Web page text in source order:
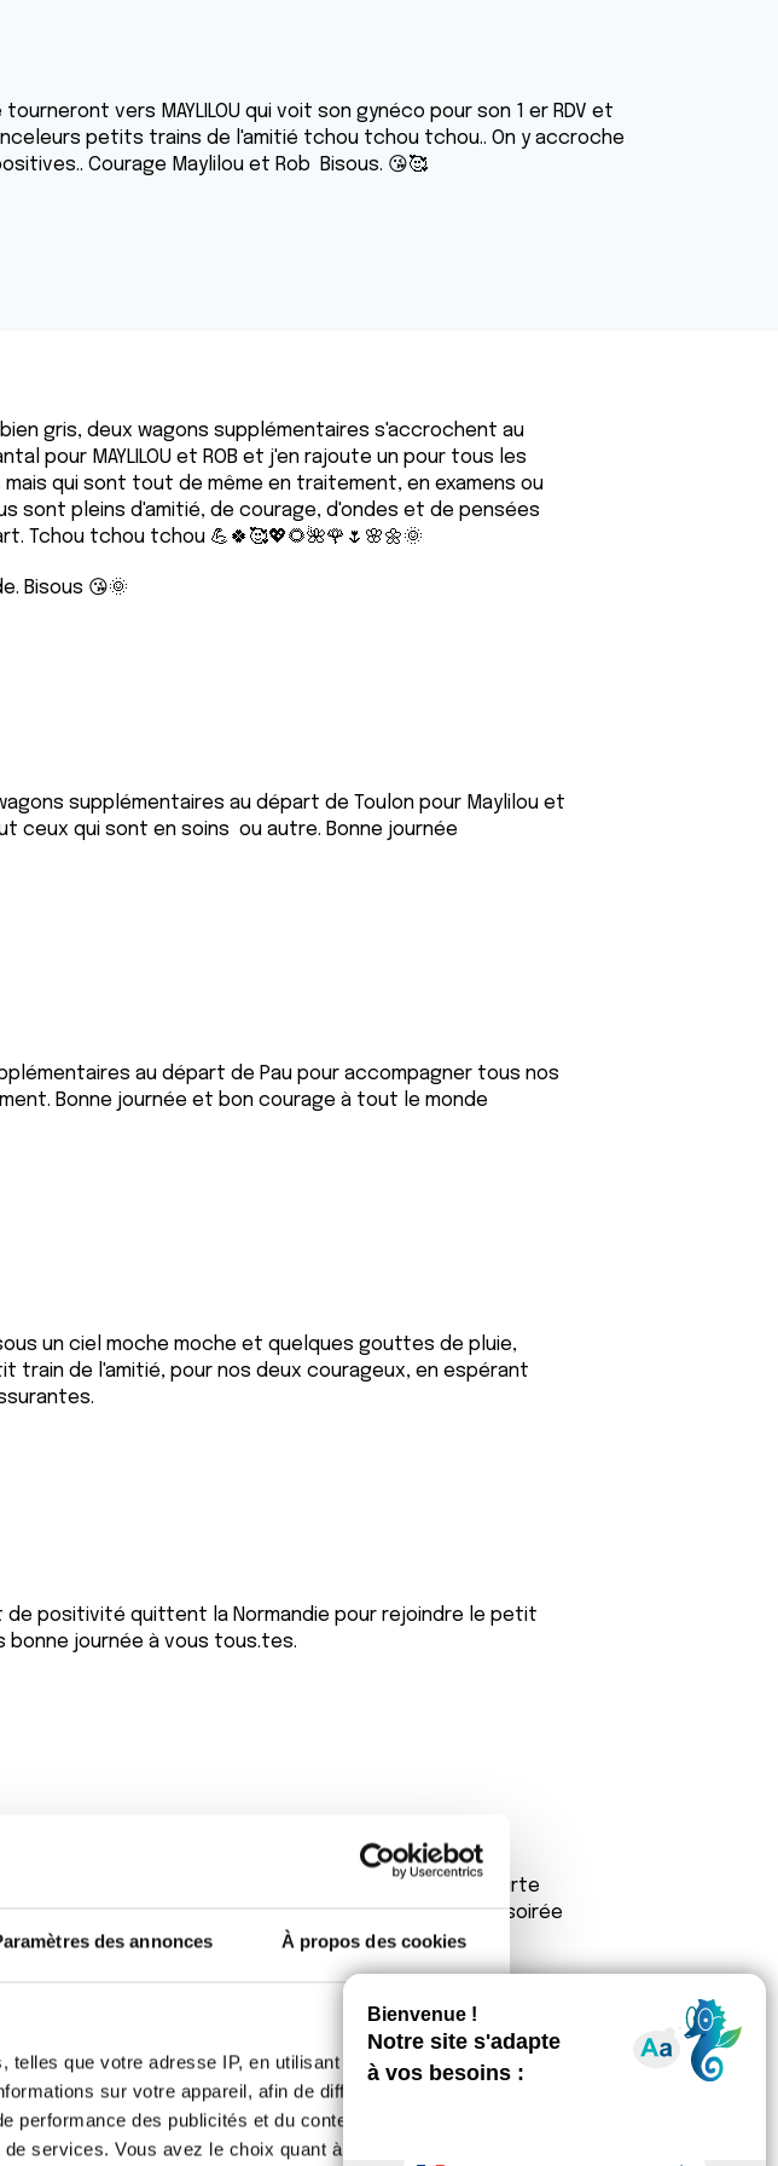
des annonces À propos des cookies
telles que votre adresse IP, en utilisant des
sur votre appareil, afin de diffuser des
des publicités et du contenu, ainsi que de
services. Vous avez le choix quant à l'utilisation de
vers MAYLILOU qui voit son gynéco pour son 1 er RDV et
petits trains de l'amitié tchou tchou tchou.. On y accroche
Courage Maylilou et Rob Bisous. 😘🥰
gris, deux wagons supplémentaires s'accrochent au
pour MAYLILOU et ROB et j'en rajoute un pour tous les
qui sont tout de même en traitement, en examens ou
sont pleins d'amitié, de courage, d'ondes et de pensées
Tchou tchou tchou 💪🍀🥰💖🌻🌺🌹🌷🌸🌼🌞
Bisous 😘🌞
supplémentaires au départ de Toulon pour Maylilou et
ceux qui sont en soins ou autre. Bonne journée
au départ de Pau pour accompagner tous nos
Bonne journée et bon courage à tout le monde
un ciel moche moche et quelques gouttes de pluie,
train de l'amitié, pour nos deux courageux, en espérant
de positivité quittent la Normandie pour rejoindre le petit
bonne journée à vous tous.tes.
soutien , j'ai tout de même réussi a faire une belle tourte
plus ka la dévorer et aussi la savourer , très bonne soirée
! Contente de lire Rob que la journée s'est bien passée...